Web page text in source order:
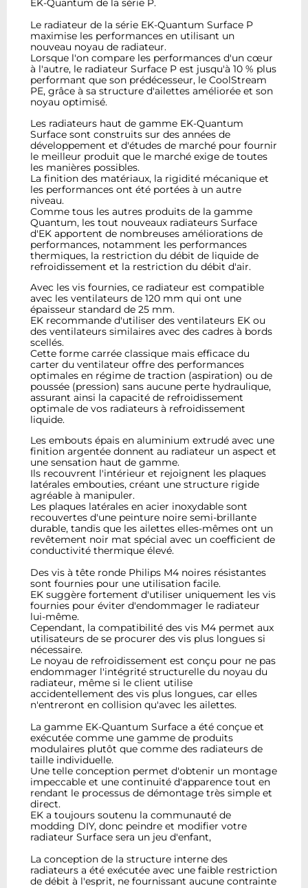
EK-Quantum de la série P.
Le radiateur de la série EK-Quantum Surface P
maximise les performances en utilisant un
nouveau noyau de radiateur.
Lorsque l'on compare les performances d'un cœur
à l'autre, le radiateur Surface P est jusqu'à 10 % plus
performant que son prédécesseur, le CoolStream
PE, grâce à sa structure d'ailettes améliorée et son
noyau optimisé.
Les radiateurs haut de gamme EK-Quantum
Surface sont construits sur des années de
développement et d'études de marché pour fournir
le meilleur produit que le marché exige de toutes
les manières possibles.
La finition des matériaux, la rigidité mécanique et
les performances ont été portées à un autre
niveau.
Comme tous les autres produits de la gamme
Quantum, les tout nouveaux radiateurs Surface
d'EK apportent de nombreuses améliorations de
performances, notamment les performances
thermiques, la restriction du débit de liquide de
refroidissement et la restriction du débit d'air.
Avec les vis fournies, ce radiateur est compatible
avec les ventilateurs de 120 mm qui ont une
épaisseur standard de 25 mm.
EK recommande d'utiliser des ventilateurs EK ou
des ventilateurs similaires avec des cadres à bords
scellés.
Cette forme carrée classique mais efficace du
carter du ventilateur offre des performances
optimales en régime de traction (aspiration) ou de
poussée (pression) sans aucune perte hydraulique,
assurant ainsi la capacité de refroidissement
optimale de vos radiateurs à refroidissement
liquide.
Les embouts épais en aluminium extrudé avec une
finition argentée donnent au radiateur un aspect et
une sensation haut de gamme.
Ils recouvrent l'intérieur et rejoignent les plaques
latérales embouties, créant une structure rigide
agréable à manipuler.
Les plaques latérales en acier inoxydable sont
recouvertes d'une peinture noire semi-brillante
durable, tandis que les ailettes elles-mêmes ont un
revêtement noir mat spécial avec un coefficient de
conductivité thermique élevé.
Des vis à tête ronde Philips M4 noires résistantes
sont fournies pour une utilisation facile.
EK suggère fortement d'utiliser uniquement les vis
fournies pour éviter d'endommager le radiateur
lui-même.
Cependant, la compatibilité des vis M4 permet aux
utilisateurs de se procurer des vis plus longues si
nécessaire.
Le noyau de refroidissement est conçu pour ne pas
endommager l'intégrité structurelle du noyau du
radiateur, même si le client utilise
accidentellement des vis plus longues, car elles
n'entreront en collision qu'avec les ailettes.
La gamme EK-Quantum Surface a été conçue et
exécutée comme une gamme de produits
modulaires plutôt que comme des radiateurs de
taille individuelle.
Une telle conception permet d'obtenir un montage
impeccable et une continuité d'apparence tout en
rendant le processus de démontage très simple et
direct.
EK a toujours soutenu la communauté de
modding DIY, donc peindre et modifier votre
radiateur Surface sera un jeu d'enfant,
La conception de la structure interne des
radiateurs a été exécutée avec une faible restriction
de débit à l'esprit, ne fournissant aucune contrainte